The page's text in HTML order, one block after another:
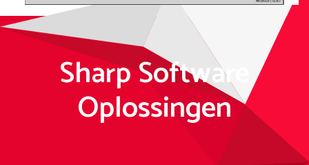
Sharp Software
Oplossingen